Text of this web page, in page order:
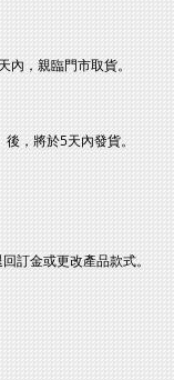
，親臨門市取貨。
，將於5天內發貨。
訂金或更改產品款式。